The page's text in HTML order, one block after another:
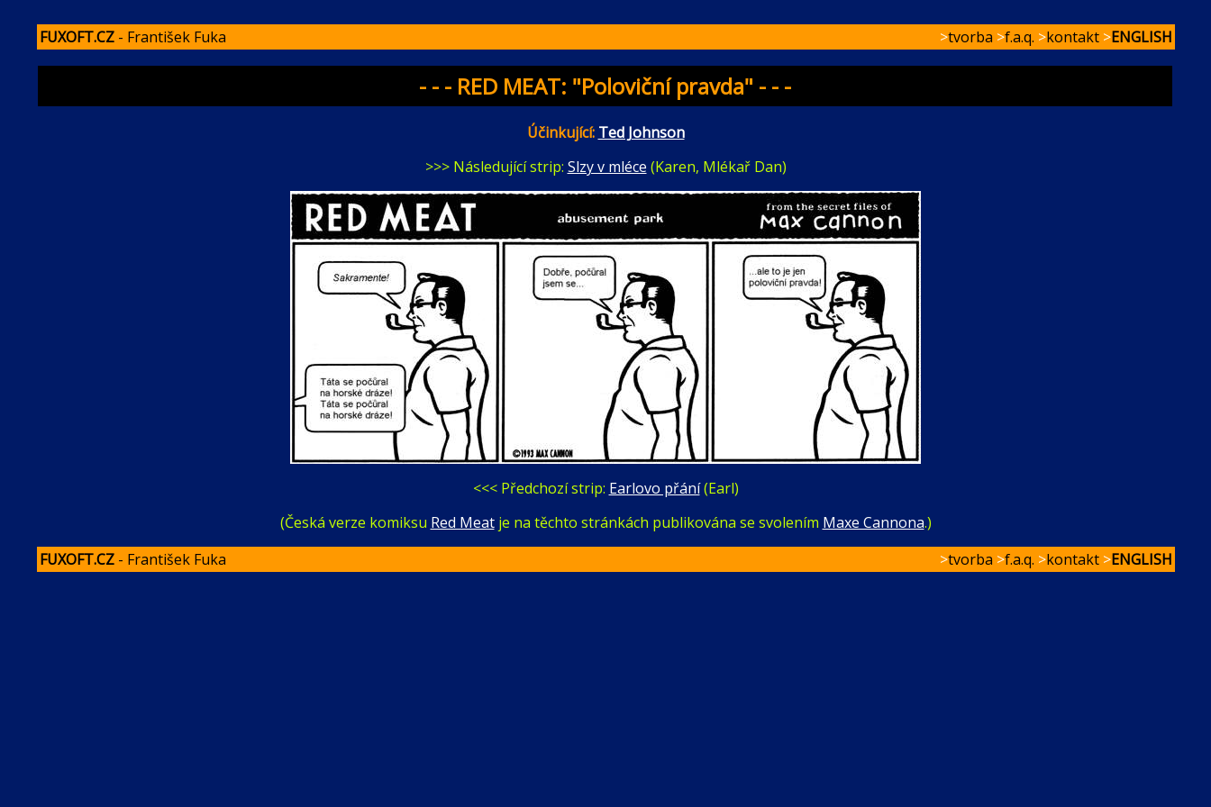
FUXOFT.CZ- František Fuka >tvorba >f.a.q. >kontakt>ENGLISH
- - - RED MEAT: "Poloviční pravda" - - -
Účinkující: Ted Johnson
>>> Následující strip: Slzy v mléce (Karen, Mlékař Dan)
<<< Předchozí strip: Earlovo přání(Earl)
(Česká verze komiksu Red Meatje na těchto stránkách publikována se svolením Maxe Cannona.)
FUXOFT.CZ- František Fuka >tvorba >f.a.q. >kontakt>ENGLISH